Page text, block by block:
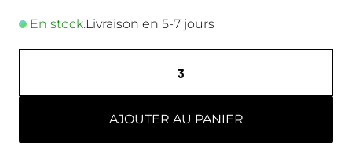
En stock.Livraison en 5-7 jours
AJOUTER AU PANIER